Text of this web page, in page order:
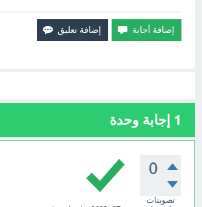
1 إجابة وحدة
0
تصويتات